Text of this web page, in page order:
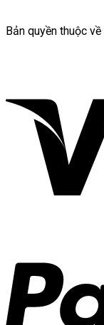
Bản quyền thuộc về